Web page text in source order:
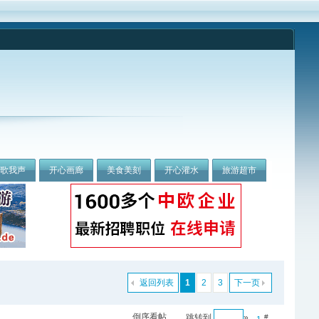
我声 开心画廊 美食美刻 开心灌水 旅游超市
1 2 3 下一页
返回列表
#
倒序看帖